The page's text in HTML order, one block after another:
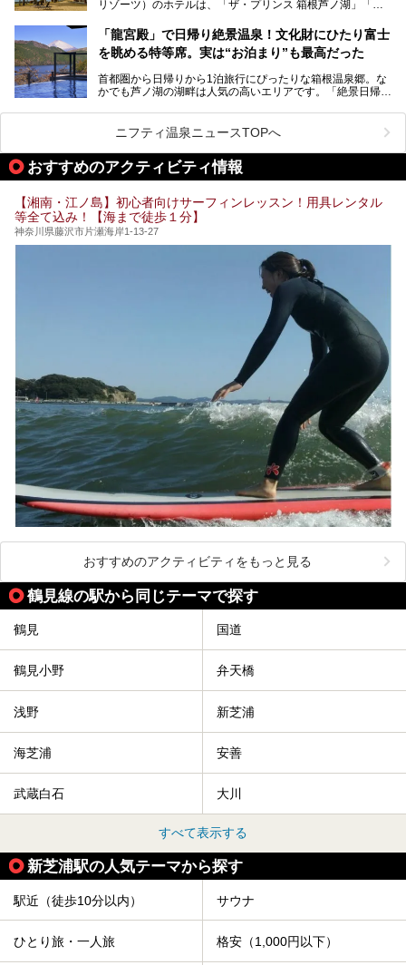
など、“非日常”を味わえるスーパー銭湯が数多く揃っていま
う」という人も多いはず。
そこで今回は、神奈川県内の人気施設26選を「安さ」「岩
業」「駅近」など、目的別に厳選して紹介します。
今の気分にぴったりの施設を見つけて、最高のリフレッシュ
リゾーツ）のホテルは、「ザ・プリンス 箱根芦ノ湖」「芦
「箱根仙石原プリンスホテル」と4軒あり、今回ご紹介する
「ザ・プリンス 箱根芦ノ湖」は、その中でもフラッグシッ
プ（旗艦）に位置づけられる特別なホテルです。
昭和の日本を代表する建築家の一人、村野藤吾が芦ノ湖の畔
に建てた桃源郷のようなホテルがここ。自家源泉の温泉や、
提供元：株式会社西武・プリンスホテルズワールドワイド
【PR】
この記事はザ・プリンス 箱根芦ノ湖のPR記事です。
「龍宮殿」で日帰り絶景温泉！文化財にひたり富士
を眺める特等席。実は“お泊まり”も最高だった
首都圏から日帰りから1泊旅行にぴったりな箱根温泉郷。な
かでも芦ノ湖の湖畔は人気の高いエリアです。「絶景日帰り
が楽しめるまさに眺望自慢の日帰り温泉。
そしてここは全24室の「箱根 芦ノ湖畔蛸川温泉 龍宮殿」と
して宿泊もできます。宿泊者は「龍宮殿本館」の営業時間に
加えて、朝6時からの宿泊者専用時間帯にも「龍宮殿本館」
のお風呂が利用できます。
今回は日帰り温泉としての「絶景日帰り温泉 龍宮殿本館
（以下、龍宮殿本館）」と、旅館としての「箱根 芦ノ湖畔
蛸川温泉 龍宮殿（以下、龍宮殿）」の両方の魅力をたっぷ
りお伝えします！
ここは箱根神社、九頭龍神社、白龍神社、箱根元宮と箱根の
4つの神社に囲まれたパワースポットです。
提供元：株式会社西武・プリンスホテルズワールドワイド
この記事は箱根 芦ノ湖畔蛸川温泉 龍宮殿のPR記事です。
ニフティ温泉ニュースTOPへ
おすすめのアクティビティ情報
【湘南・江ノ島】初心者向けサーフィンレッスン！用具レンタル
等全て込み！【海まで徒歩１分】
神奈川県藤沢市片瀬海岸1-13-27
おすすめのアクティビティをもっと見る
鶴見線の駅から同じテーマで探す
鶴見 国道
鶴見小野 弁天橋
浅野 新芝浦
海芝浦 安善
武蔵白石 大川
すべて表示する
新芝浦駅の人気テーマから探す
駅近（徒歩10分以内） サウナ
ひとり旅・一人旅 格安（1,000円以下）